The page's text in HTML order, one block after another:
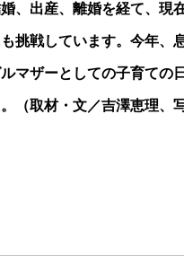
、出産、離婚を経て、現
挑戦しています。今年、
マザーとしての子育ての
（取材・文／吉澤恵理、